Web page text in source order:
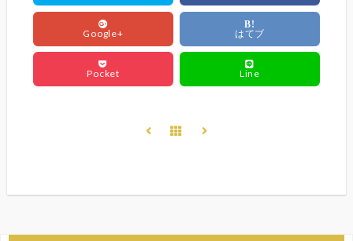
Google+
B!
はてブ
Pocket Line